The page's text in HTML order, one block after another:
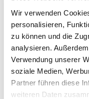
Wir verwenden
personalisieren,
zu können und die
analysieren.
Verwendung unserer
soziale Medien,
Partner führen diese
weiteren Daten
Dies könnte